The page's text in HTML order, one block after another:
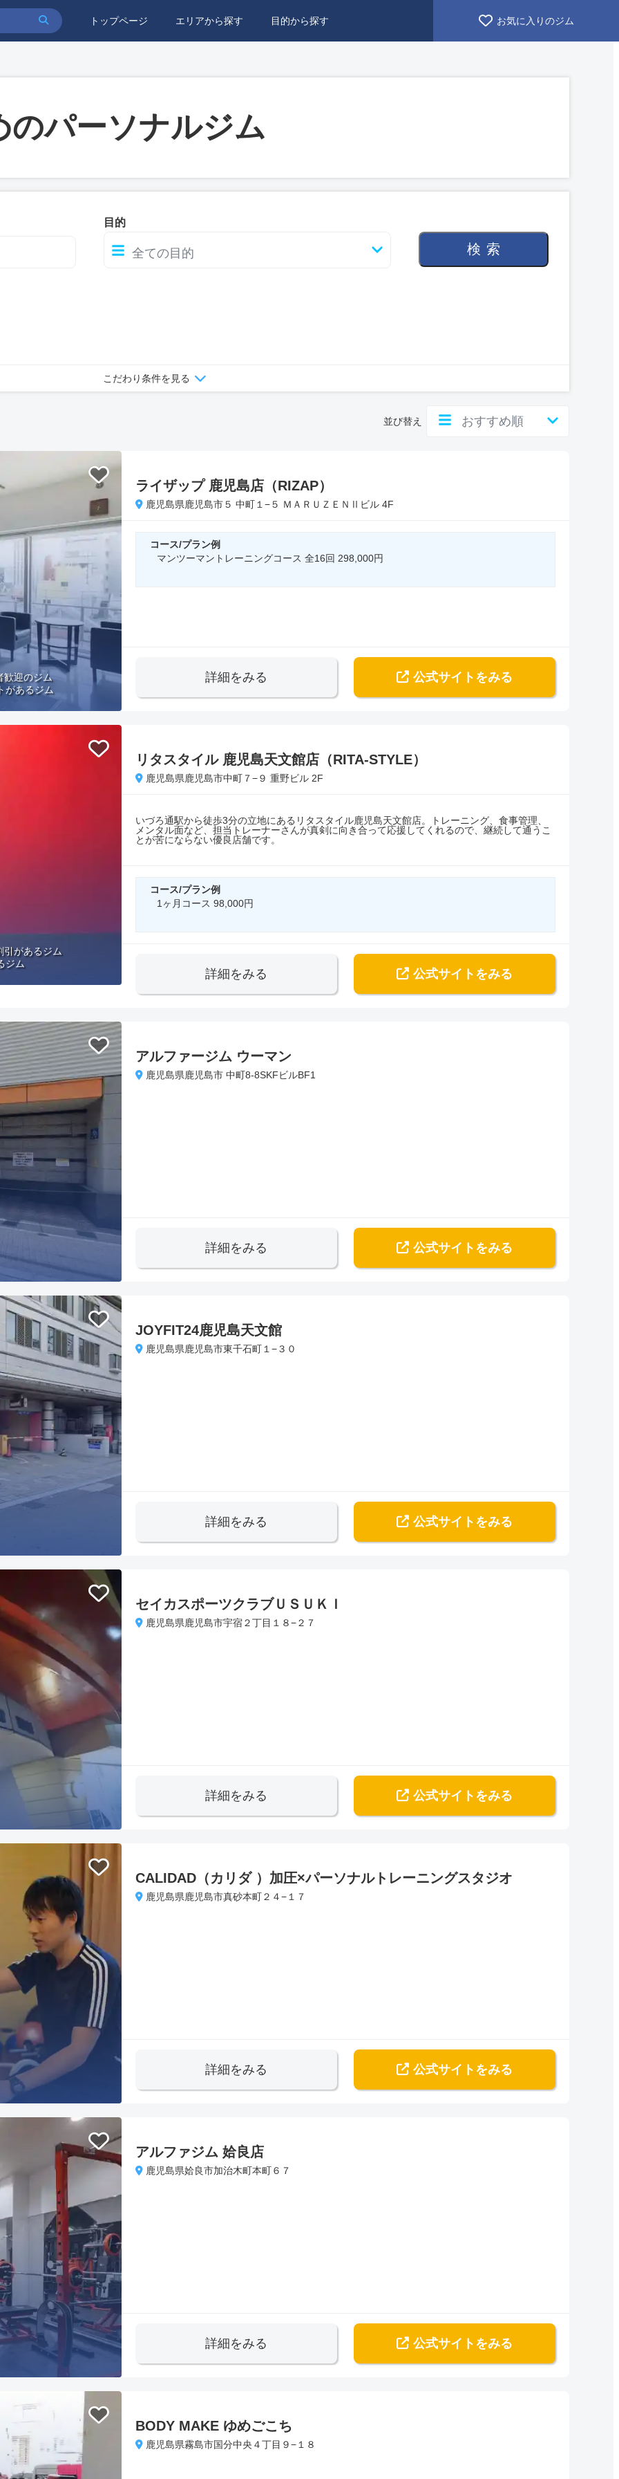
トップページ エリアから探す 目的から探す お気に入りのジム
のパーソナルジム
目的
検索
こだわり条件を見る
並び替え
歓迎のジム
があるジム
ライザップ 鹿児島店（RIZAP）
鹿児島県鹿児島市５ 中町１−５ ＭＡＲＵＺＥＮⅡビル 4F
コース/プラン例
マンツーマントレーニングコース 全16回 298,000円
詳細をみる 公式サイト をみる
引があるジム
ジム
リタスタイル 鹿児島天文館店（RITA-STYLE）
鹿児島県鹿児島市中町７−９ 重野ビル 2F
いづろ通駅から徒歩3分の立地にあるリタスタイル鹿児島天文館店。トレーニング、食事管理、
メンタル面など、担当トレーナーさんが真剣に向き合って応援してくれるので、継続して通うこ
とが苦にならない優良店舗です。
コース/プラン例
1ヶ月コース 98,000円
詳細をみる 公式サイト をみる
アルファージム ウーマン
鹿児島県鹿児島市 中町8-8SKFビルBF1
詳細をみる 公式サイト をみる
JOYFIT24鹿児島天文館
鹿児島県鹿児島市東千石町１−３０
詳細をみる 公式サイト をみる
セイカスポーツクラブＵＳＵＫＩ
鹿児島県鹿児島市宇宿２丁目１８−２７
詳細をみる 公式サイト をみる
CALIDAD（カリダ ）加圧×パーソナルトレーニングスタジオ
鹿児島県鹿児島市真砂本町２４−１７
詳細をみる 公式サイト をみる
アルファジム 姶良店
鹿児島県姶良市加治木町本町６７
詳細をみる 公式サイト をみる
BODY MAKE ゆめごこち
鹿児島県霧島市国分中央４丁目９−１８